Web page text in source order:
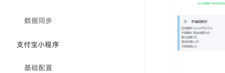
数据同步
支付宝小程序
基础配置